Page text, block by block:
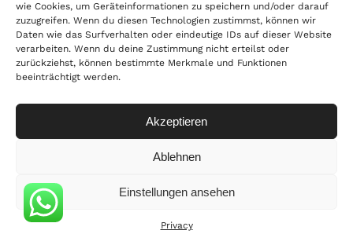
wie Cookies, um Geräteinformationen zu speichern und/oder darauf
zuzugreifen. Wenn du diesen Technologien zustimmst, können wir
Daten wie das Surfverhalten oder eindeutige IDs auf dieser Website
verarbeiten. Wenn du deine Zustimmung nicht erteilst oder
zurückziehst, können bestimmte Merkmale und Funktionen
beeinträchtigt werden.
Akzeptieren
Ablehnen
Einstellungen ansehen
Privacy
IT02866190214 |PRIVACY